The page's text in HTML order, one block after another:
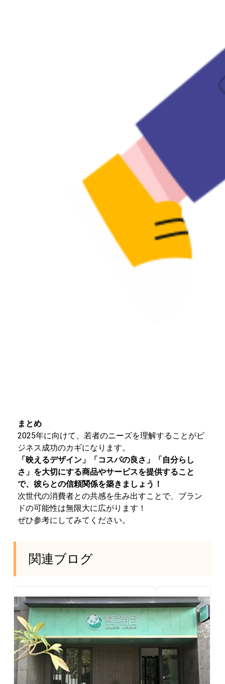
まとめ
2025年に向けて、若者のニーズを理解することがビ
ジネス成功のカギになります。
「映えるデザイン」「コスパの良さ」「自分らし
さ」を大切にする商品やサービスを提供すること
で、彼らとの信頼関係を築きましょう！
次世代の消費者との共感を生み出すことで、ブラン
ドの可能性は無限大に広がります！
ぜひ参考にしてみてください。
関連ブログ